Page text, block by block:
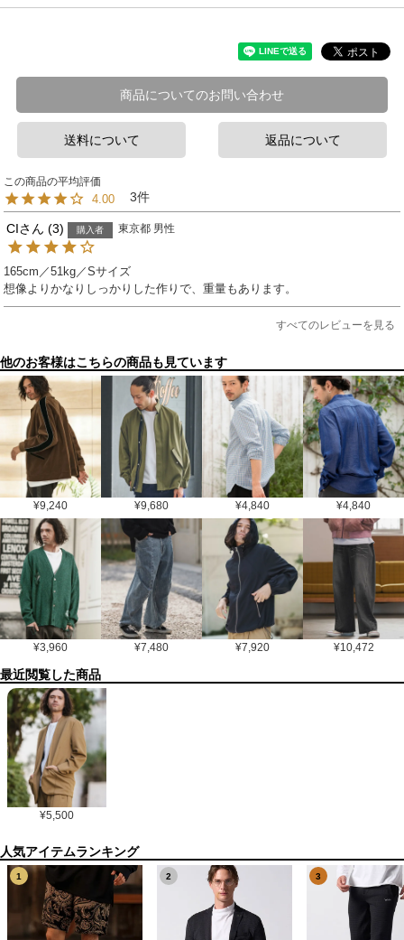
商品についてのお問い合わせ
送料について 返品について
4.00 3
CI 3 購入者 東京都 男性
165cm／51kg／Sサイズ
想像よりかなりしっかりした作りで、重量もあります。
すべてのレビューを見る
他のお客様はこちらの商品も見ています
¥9,240 ¥9,680 ¥4,840 ¥4,840
¥3,960 ¥7,480 ¥7,920 ¥10,472
最近閲覧した商品
¥5,500
1 2 3